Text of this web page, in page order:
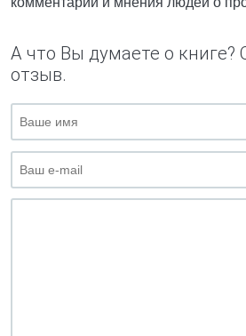
А что Вы думаете о книге?
отзыв.